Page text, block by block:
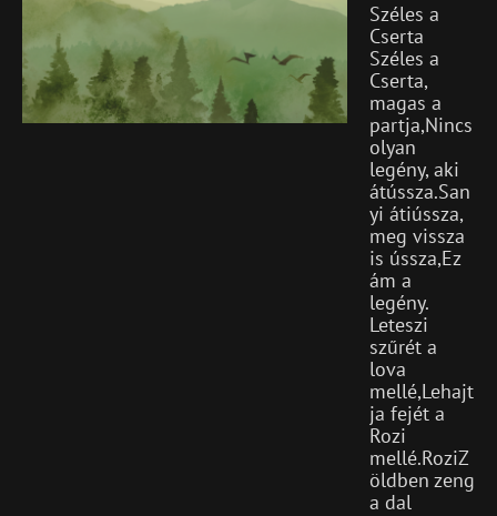
Széles a
Cserta
Széles a
Cserta,
magas a
partja,Nincs
olyan
legény, aki
átússza.San
yi átiússza,
meg vissza
is ússza,Ez
ám a
legény.
Leteszi
szűrét a
lova
mellé,Lehajt
ja fejét a
Rozi
mellé.RoziZ
öldben zeng
a dal